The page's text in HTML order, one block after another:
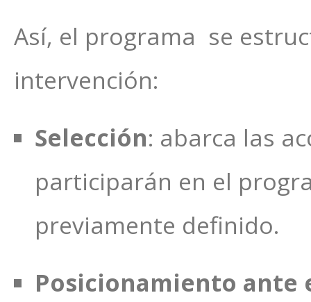
Así, el programa se
intervención:
Selección: abarca las
participarán en el
previamente definido.
Posicionamiento ante